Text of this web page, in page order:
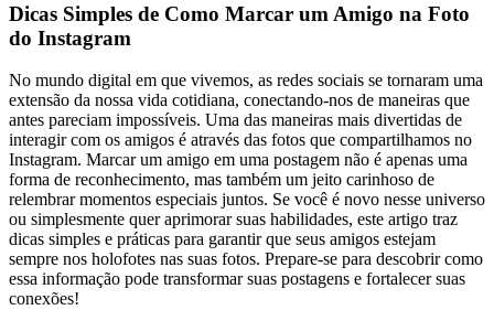
Dicas Simples ‌de Como Marcar um Amigo na⁤ Foto
do Instagram
No ‍mundo digital em que ‍vivemos, as redes sociais ⁢se tornaram ⁤uma
extensão ⁣da nossa vida cotidiana, conectando-nos de maneiras ⁣que
antes pareciam impossíveis. Uma das maneiras mais divertidas⁣ de
interagir com os⁢ amigos é ⁤através das fotos que ⁤compartilhamos ⁤no
Instagram. Marcar um amigo em uma​ postagem não é apenas uma
forma‌ de reconhecimento, mas⁤ também um⁢ jeito carinhoso de⁣
relembrar momentos especiais​ juntos. Se você é‌ novo nesse⁤ universo⁢
ou‌ simplesmente quer aprimorar ‍suas⁤ habilidades, este‍ artigo‍ traz
dicas⁤ simples⁢ e práticas‌ para ⁣garantir que seus amigos‍ estejam
sempre nos holofotes nas suas⁣ fotos. Prepare-se⁢ para ‌descobrir como
essa informação pode transformar suas postagens e‍ fortalecer suas​
conexões!